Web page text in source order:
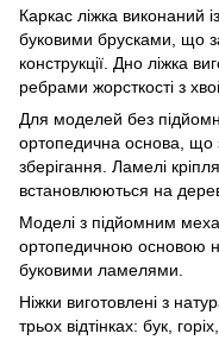
Каркас ліжка виконаний
буковими брусками, що
конструкції. Дно ліжка
ребрами жорсткості з
Для моделей без
ортопедична основа, що
зберігання. Ламелі
встановлюються на
Моделі з підйомним
ортопедичною основою
буковими ламелями.
Ніжки виготовлені з
трьох відтінках: бук,